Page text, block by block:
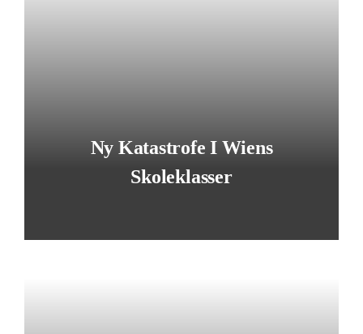
Ny Katastrofe I Wiens
Skoleklasser